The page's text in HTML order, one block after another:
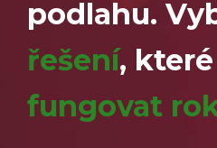
podlahu.
řešení,
fungovat